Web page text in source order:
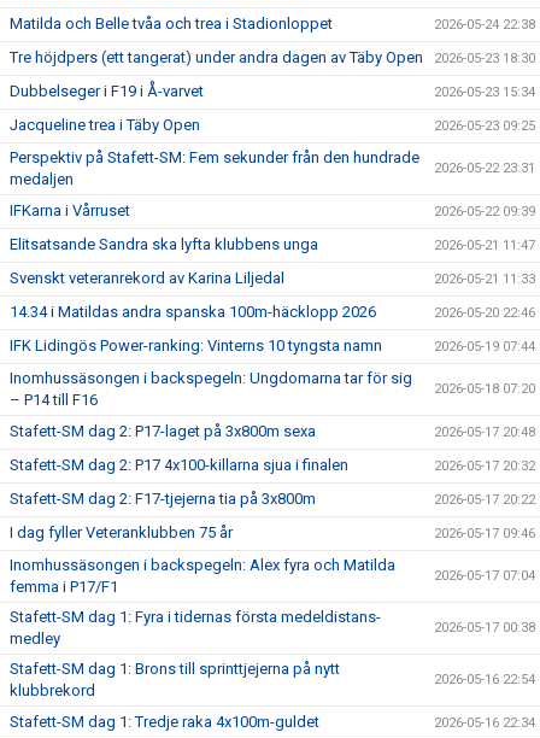
Matilda och Belle tvåa och trea i Stadionloppet 2026-05-24 22:38
Tre höjdpers (ett tangerat) under andra dagen av Täby Open 2026-05-23 18:30
Dubbelseger i F19 i Å-varvet 2026-05-23 15:34
Jacqueline trea i Täby Open 2026-05-23 09:25
Perspektiv på Stafett-SM: Fem sekunder från den hundrade
medaljen
2026-05-22 23:31
IFKarna i Vårruset 2026-05-22 09:39
Elitsatsande Sandra ska lyfta klubbens unga 2026-05-21 11:47
Svenskt veteranrekord av Karina Liljedal 2026-05-21 11:33
14.34 i Matildas andra spanska 100m-häcklopp 2026 2026-05-20 22:46
IFK Lidingös Power-ranking: Vinterns 10 tyngsta namn 2026-05-19 07:44
Inomhussäsongen i backspegeln: Ungdomarna tar för sig
– P14 till F16
2026-05-18 07:20
Stafett-SM dag 2: P17-laget på 3x800m sexa 2026-05-17 20:48
Stafett-SM dag 2: P17 4x100-killarna sjua i finalen 2026-05-17 20:32
Stafett-SM dag 2: F17-tjejerna tia på 3x800m 2026-05-17 20:22
I dag fyller Veteranklubben 75 år 2026-05-17 09:46
Inomhussäsongen i backspegeln: Alex fyra och Matilda
femma i P17/F1
2026-05-17 07:04
Stafett-SM dag 1: Fyra i tidernas första medeldistans-
medley
2026-05-17 00:38
Stafett-SM dag 1: Brons till sprinttjejerna på nytt
klubbrekord
2026-05-16 22:54
Stafett-SM dag 1: Tredje raka 4x100m-guldet 2026-05-16 22:34